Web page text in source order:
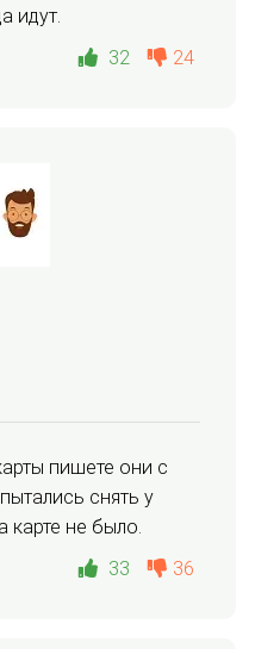
идут.
32
24
пишете они с
снять у
карте не было.
33
36